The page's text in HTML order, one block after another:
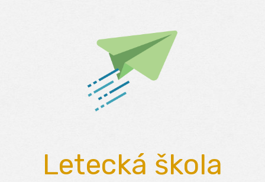
Letecká škola